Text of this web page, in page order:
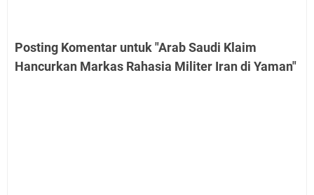
Posting Komentar untuk "Arab Saudi Klaim
Hancurkan Markas Rahasia Militer Iran di Yaman"